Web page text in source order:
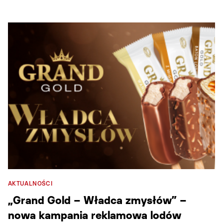
AKTUALNOŚCI
„Grand Gold – Władca zmysłów” –
nowa kampania reklamowa lodów